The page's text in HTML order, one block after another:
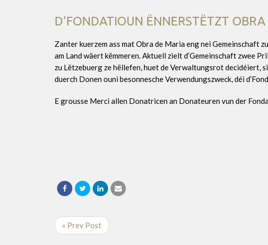
D’FONDATIOUN ËNNERSTËTZT
Zanter kuerzem ass mat Obra de Maria eng nei Gemeinschaft
am Land wäert këmmeren. Aktuell zielt d’Gemeinschaft zwee
zu Lëtzebuerg ze hëllefen, huet de Verwaltungsrot
duerch Donen ouni besonnesche Verwendungszweck, déi
E grousse Merci allen Donatricen an Donateuren vun der
« Prev Post